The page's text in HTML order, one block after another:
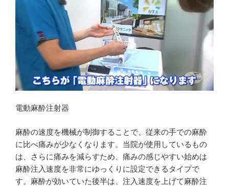
電動麻酔注射器
麻酔の速度を機械が制御することで、従来の手での麻酔
に比べ痛みが少なくなります。当院が使用しているもの
は、さらに痛みを減らすため、痛みの感じやすい始めは
麻酔注入速度を非常にゆっくりに設定できるタイプで
す。麻酔が効いていた後半は、注入速度を上げて麻酔注